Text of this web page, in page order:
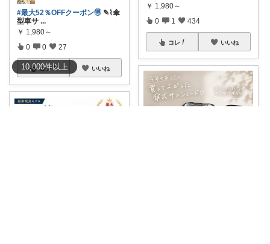
10,000件以上
#最大52％OFFクーポン🉐 ✎⌇傘
型車サ ...
￥ 1,980～
0 0 27
コレ いいね
￥ 1,980～
0 1 434
コレ いいね